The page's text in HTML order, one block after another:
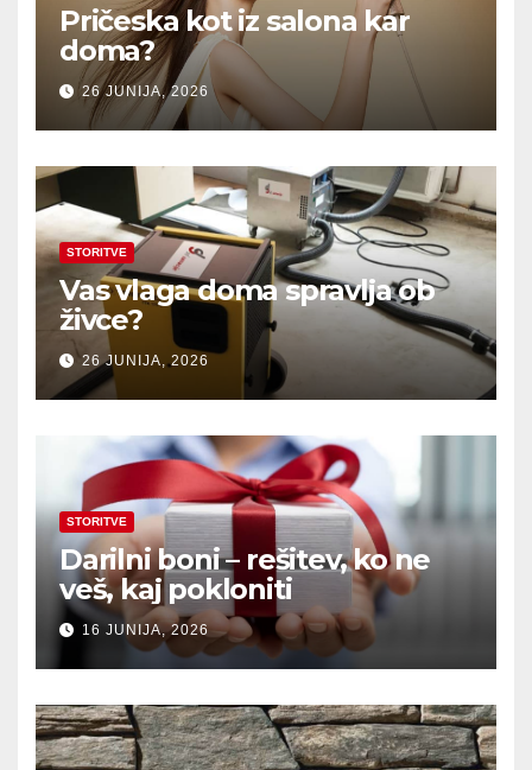
Pričeska kot iz salona kar
doma?
26 JUNIJA, 2026
STORITVE
Vas vlaga doma spravlja ob
živce?
26 JUNIJA, 2026
STORITVE
Darilni boni – rešitev, ko ne
veš, kaj pokloniti
16 JUNIJA, 2026